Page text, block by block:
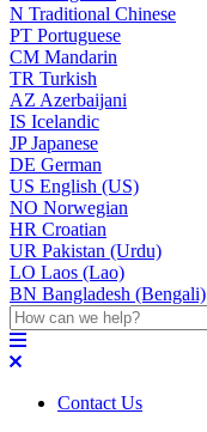
N Traditional Chinese
PT Portuguese
CM Mandarin
TR Turkish
AZ Azerbaijani
IS Icelandic
JPJapanese
DE German
US English (US)
NO Norwegian
HR Croatian
UR Pakistan (Urdu)
LO Laos (Lao)
BN Bangladesh (Bengali)
Contact Us